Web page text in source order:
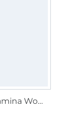
Fadenkäfer Pamina Women paper pattern, en allemand